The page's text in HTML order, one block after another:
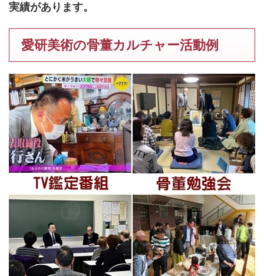
実績があります。
愛研美術の骨董カルチャー活動例